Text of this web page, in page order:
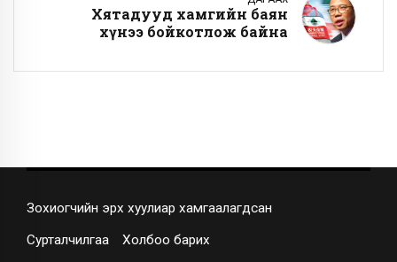
Хятадууд хамгийн баян
хүнээ бойкотлож байна
Зохиогчийн эрх хуулиар хамгаалагдсан
Сурталчилгаа Холбоо барих